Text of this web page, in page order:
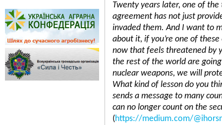
Twenty years later, one of
agreement has not just
invaded them. And I want to
about it, if you’re one of
now that feels threatened by
the rest of the world are
nuclear weapons, we will
What kind of lesson do you
sends a message to many
can no longer count on the
(https://medium.com/